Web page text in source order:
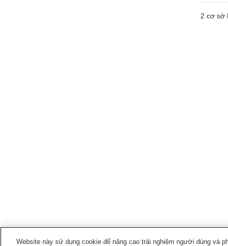
2 cơ sở
Website này sử dụng cookie để nâng cao trải nghiệm người dùng và